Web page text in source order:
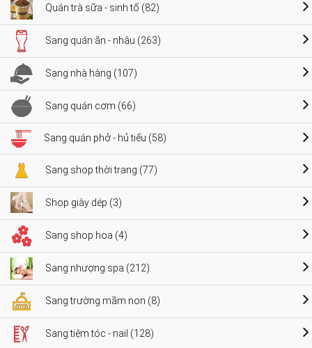
Quán trà sữa - sinh tố (82)
Sang quán ăn - nhậu (263)
Sang nhà hàng (107)
Sang quán cơm (66)
Sang quán phở - hủ tiếu (58)
Sang shop thời trang (77)
Shop giày dép (3)
Sang shop hoa (4)
Sang nhượng spa (212)
Sang trường mầm non (8)
Sang tiệm tóc - nail (128)